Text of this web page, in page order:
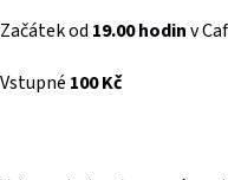
Začátek od 19.00 hodinv
Vstupné 100 Kč